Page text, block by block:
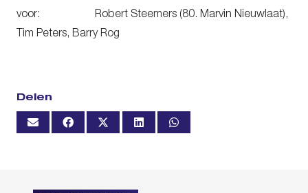
voor: Robert Steemers (80. Marvin Nieuwlaat),
Tim Peters, Barry Rog
Delen